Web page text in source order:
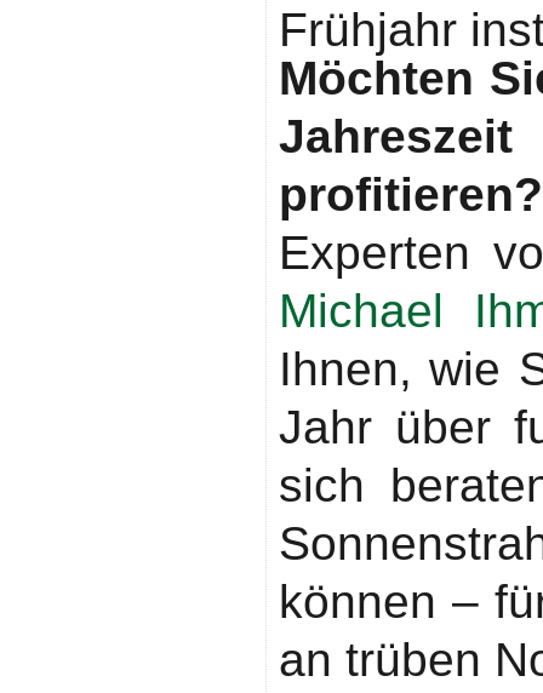
Frühjahr
Möchten
Experten
Michael
Ihnen, wie
Jahr über
sich
können –
an trüben